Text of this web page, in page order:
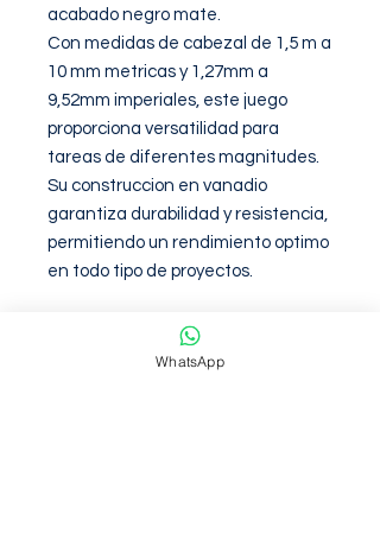
acabado negro mate.
Con medidas de cabezal de 1,5 m a
10 mm metricas y 1,27mm a
9,52mm imperiales, este juego
proporciona versatilidad para
tareas de diferentes magnitudes.
Su construccion en vanadio
garantiza durabilidad y resistencia,
permitiendo un rendimiento optimo
en todo tipo de proyectos.
Garantia de 6 meses contra
defectos de fabirca
WhatsApp